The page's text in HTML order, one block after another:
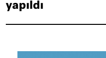
yapıldı